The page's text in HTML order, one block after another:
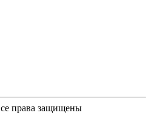
права защищены